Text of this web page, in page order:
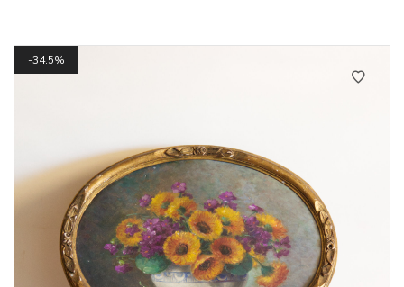
34.5%